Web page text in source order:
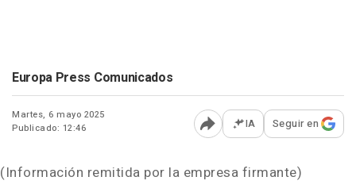
Europa Press Comunicados
Martes, 6 mayo 2025
Publicado: 12:46
Abrir opciones para
IA Seguir en
(Información remitida por la empresa firmante)